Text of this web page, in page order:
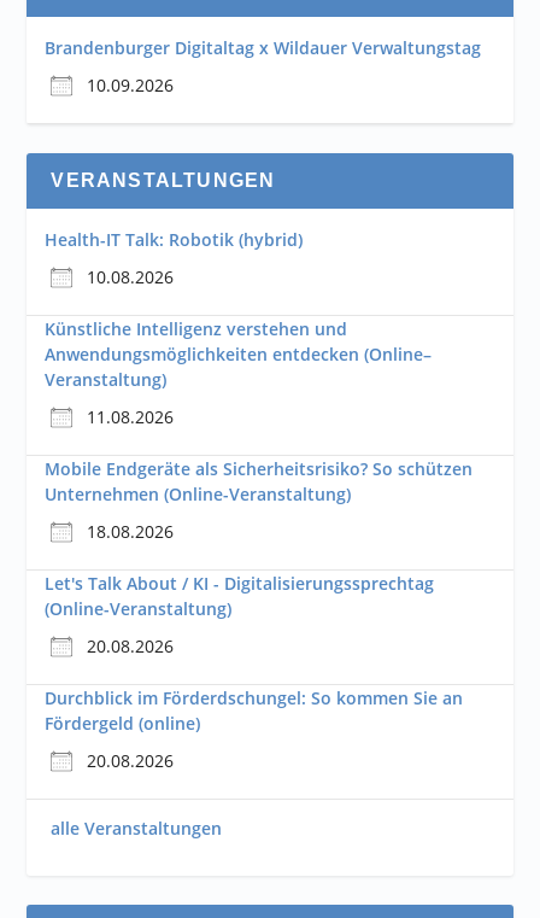
Brandenburger Digitaltag x Wildauer Verwaltungstag
10.09.2026
VERANSTALTUNGEN
Health-IT Talk: Robotik (hybrid)
10.08.2026
Künstliche Intelligenz verstehen und
Anwendungsmöglichkeiten entdecken (Online–
Veranstaltung)
11.08.2026
Mobile Endgeräte als Sicherheitsrisiko? So schützen
Unternehmen (Online-Veranstaltung)
18.08.2026
Let's Talk About / KI - Digitalisierungssprechtag
(Online-Veranstaltung)
20.08.2026
Durchblick im Förderdschungel: So kommen Sie an
Fördergeld (online)
20.08.2026
alle Veranstaltungen